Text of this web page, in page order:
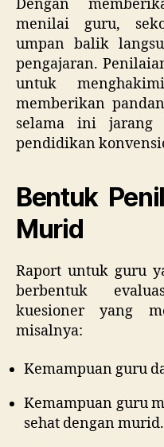
Dengan
menilai guru,
umpan balik
pengajaran.
untuk
memberikan
selama ini jarang
pendidikan
Bentuk
Murid
Raport untuk guru
berbentuk
kuesioner yang
misalnya:
Kemampuan guru
Kemampuan guru
sehat dengan murid.